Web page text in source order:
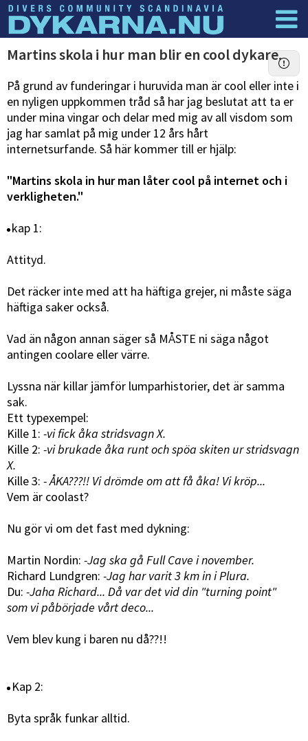
Dyknyheter Logga in
Martins skola i hur man blir en cool dykare.
På grund av funderingar i huruvida man är cool eller inte i
en nyligen uppkommen tråd så har jag beslutat att ta er
under mina vingar och delar med mig av all visdom som
jag har samlat på mig under 12 års hårt
internetsurfande. Så här kommer till er hjälp:
"Martins skola in hur man låter cool på internet och i
verkligheten."
kap 1:
Attityd.
Det räcker inte med att ha häftiga grejer, ni måste säga
häftiga saker också.
Vad än någon annan säger så MÅSTE ni säga något
antingen coolare eller värre.
Lyssna när killar jämför lumparhistorier, det är samma
sak.
Ett typexempel:
Kille 1: -vi fick åka stridsvagn X.
Kille 2: -vi brukade åka runt och spöa skiten ur stridsvagn
X.
Kille 3: - ÅKA???!! Vi drömde om att få åka! Vi kröp...
Vem är coolast?
Nu gör vi om det fast med dykning:
Martin Nordin: -Jag ska gå Full Cave i november.
Richard Lundgren: -Jag har varit 3 km in i Plura.
Du: -Jaha Richard... Då var det vid din "turning point"
som vi påbörjade vårt deco...
Vem blev kung i baren nu då??!!
Kap 2:
Byta språk funkar alltid.